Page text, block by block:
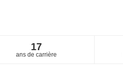
17
ans de carrière